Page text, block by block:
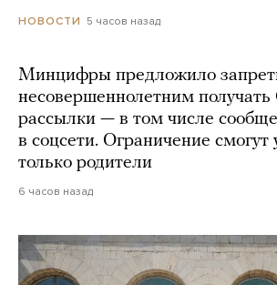
НОВОСТИ 5 часов назад
Минцифры предложило
несовершеннолетним
рассылки — в том числе
в соцсети. Ограничение смогут
только родители
6 часов назад